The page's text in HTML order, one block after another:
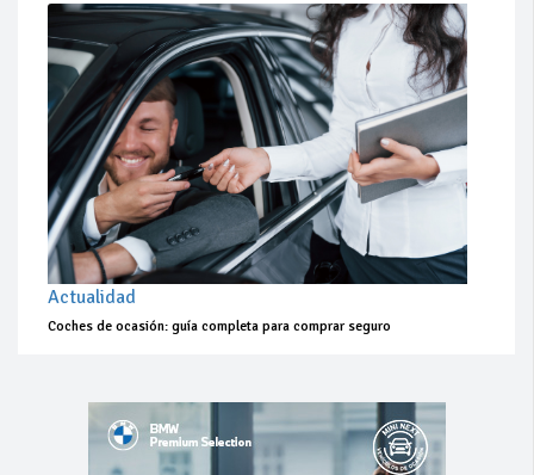
Actualidad
Coches de ocasión: guía completa para comprar seguro